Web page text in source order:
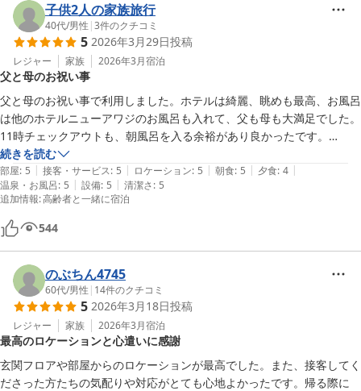
が、個人的にココナッツは苦手なので無難なアイスとかにしていただけ
子供2人の家族旅行
40代/男性 |3件のクチコミ
5 2026年3月29日投稿
レジャー 家族 2026年3月宿泊
父と母のお祝い事
父と母のお祝い事で利用しました。ホテルは綺麗、眺めも最高、お風呂
は他のホテルニューアワジのお風呂も入れて、父も母も大満足でした。
11時チェックアウトも、朝風呂を入る余裕があり良かったです。
ご飯も豪華で美味しかったのですが、料理の来るペースが遅すぎるのが
唯一の残念な点です。途中でお願いして「わかりました」と言われまし
たが、結局ペースは変わりませんでした。
それ以外は大満足なので、また利用したいと思います。お祝い事ですの
で、と言ってくれて無料家族写真撮影もありがとうございました。
続きを読む
部屋: 5 | 接客・サービス: 5 | ロケーション: 5 | 朝食: 5 | 夕食: 4 |
温泉・お風呂: 5 | 設備: 5 | 清潔さ: 5
追加情報:高齢者と一緒に宿泊
544
のぶちん4745
60代/男性 | 14件のクチコミ
5 2026年3月18日投稿
レジャー 家族 2026年3月宿泊
最高のロケーションと心遣いに感謝
玄関フロアや部屋からのロケーションが最高でした。また、接客してく
ださった方たちの気配りや対応がとても心地よかったです。帰る際に